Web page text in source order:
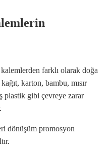
farklı olarak doğa
karton, bambu, mısır
plastik gibi çevreye zarar
dönüşüm promosyon